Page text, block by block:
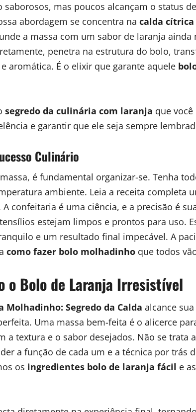
mas poucos alcançam o status
abordagem se concentra na calda
a massa com um sabor de laranja ainda
penetra na estrutura do bolo,
aromática. É o elixir que garante aquele
segredo da culinária com laranja que
e garantir que ele seja sempre
Culinário
é fundamental organizar-se. Tenha
ambiente. Leia a receita completa
confeitaria é uma ciência, e a precisão é
estejam limpos e prontos para uso.
e um resultado final impecável. A
como fazer bolo molhadinho que todos
o Bolo de Laranja Irresistível
Molhadinho: Segredo da Calda alcance
Uma massa bem-feita é o alicerce
a textura e o sabor desejados. Não se trata
a função de cada um e a técnica por trás
os ingredientes bolo de laranja fácil e